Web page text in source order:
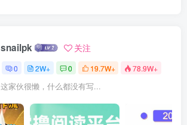
snailpk 关注
0 2W+ 0 19.7W+ 78.9W+
这家伙很懒，什么都没有写...